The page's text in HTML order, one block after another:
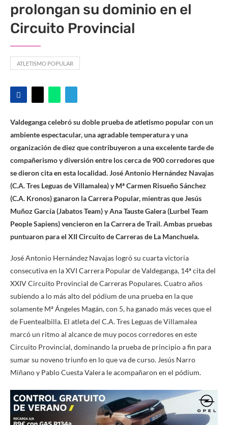
prolongan su dominio en el
Circuito Provincial
ATLETISMO POPULAR
Valdeganga celebró su doble prueba de atletismo popular con un
ambiente espectacular, una agradable temperatura y una
organización de diez que contribuyeron a una excelente tarde de
compañerismo y diversión entre los cerca de 900 corredores que
se dieron cita en esta localidad. José Antonio Hernández Navajas
(C.A. Tres Leguas de Villamalea) y Mª Carmen Risueño Sánchez
(C.A. Kronos) ganaron la Carrera Popular, mientras que Jesús
Muñoz García (Jabatos Team) y Ana Tauste Galera (Lurbel Team
People Sapiens) vencieron en la Carrera de Trail. Ambas pruebas
puntuaron para el XII Circuito de Carreras de La Manchuela.
José Antonio Hernández Navajas logró su cuarta victoria
consecutiva en la XVI Carrera Popular de Valdeganga, 14ª cita del
XXIV Circuito Provincial de Carreras Populares. Cuatro años
subiendo a lo más alto del pódium de una prueba en la que
solamente Mª Ángeles Magán, con 5, ha ganado más veces que el
de Fuentealbilla. El atleta del C.A. Tres Leguas de Villamalea
marcó un ritmo al alcance de muy pocos corredores en este
Circuito Provincial, dominando la prueba de principio a fin para
sumar su noveno triunfo en lo que va de curso. Jesús Narro
Miñano y Pablo Cuesta Valera le acompañaron en el pódium.